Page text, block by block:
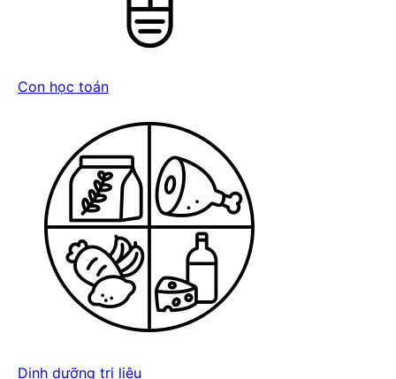
Con học toán
Dinh dưỡng trị liệu